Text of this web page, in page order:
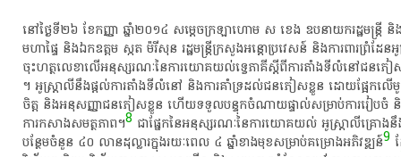
នៅ​ថ្ងៃ​ទី​២៦​ ខែកញ្ញា​ ឆ្នាំ​២០១៤​ សម្តេច​ក្រឡាហោម​ ស​ ខេ​ង​ ឧបនាយករដ្ឋមន្ត្រី​ និង​
មហាផ្ទៃ​ និង​ឯកឧត្តម​ ស្កត ម៉រីសុន​ រដ្ឋមន្ត្រីក្រសួង​អន្តោប្រវេសន៍​ និង​ការពារ​ព្រំដែន​
ចុះហត្ថលេខា​លើ​អនុស្សរណៈ​នៃ​ការ​យោគយល់​ទ្វេភាគី​ស្តី​ពី​ការ​តាំងទី​លំនៅ​ជនភៀស
។​ អូស្ត្រាលី​នឹង​ផ្តល់​ការ​តាំងទី​លំនៅ​ និង​ការ​គាំទ្រ​ដល់​ជនភៀសខ្លួន​ ដោយ​ផ្អែក​លើ​មូ
ចិត្ត​ និង​អនុសញ្ញា​ជនភៀសខ្លួន​ ហើយ​ទទួល​បន្ទុក​ចំណាយ​ផ្ទាល់​សម្រាប់​ការ​រៀបចំ​ និ
ការ​កសាង​សមត្ថភាព​។​8 ជា​ផ្នែក​នៃ​អនុស្សរណៈ​នៃ​ការ​យោគយល់​ អូស្ត្រាលី​គ្រោង​នឹ
បន្ថែមចំនួន​ ៤០​ លាន​ដុល្លារ​ក្នុង​រយៈពេល​ ៤​ ឆ្នាំ​ខាង​មុខ​សម្រាប់​គម្រោង​អភិវឌ្ឍន៍​9